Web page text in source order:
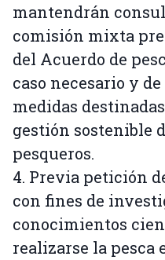
mantendrán
comisión mixta
del Acuerdo de
caso necesario y
medidas
gestión sostenible
pesqueros.
4. Previa petición
con fines de
conocimientos
realizarse la